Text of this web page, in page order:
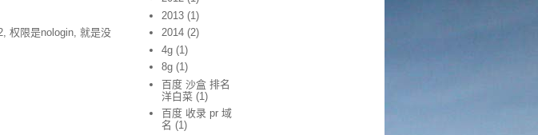
权限是nologin, 就是没
2013 (1)
2014 (2)
4g (1)
8g (1)
百度 沙盒 排名
洋白菜 (1)
百度 收录 pr 域
名 (1)